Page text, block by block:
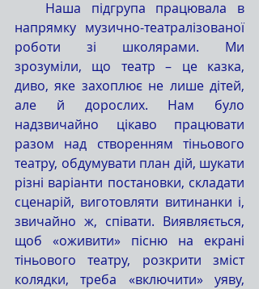
напрямку музично-театралізованої
роботи зі школярами. Ми
зрозуміли, що театр – це казка,
диво, яке захоплює не лише дітей,
але й дорослих. Нам було
надзвичайно цікаво працювати
разом над створенням тіньового
театру, обдумувати план дій, шукати
різні варіанти постановки, складати
сценарій, виготовляти витинанки і,
звичайно ж, співати. Виявляється,
щоб «оживити» пісню на екрані
тіньового театру, розкрити зміст
колядки, треба «включити» уяву,